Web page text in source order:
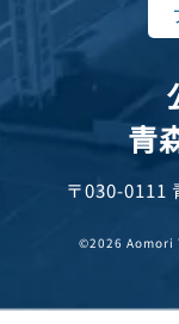
青
〒030-0111
©2026 Aomori